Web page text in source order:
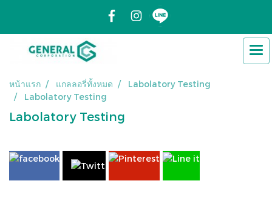
หน้าแรก แกลลอรี่ทั้งหมด
Labolatory Testing
Labolatory Testing
Labolatory Testing